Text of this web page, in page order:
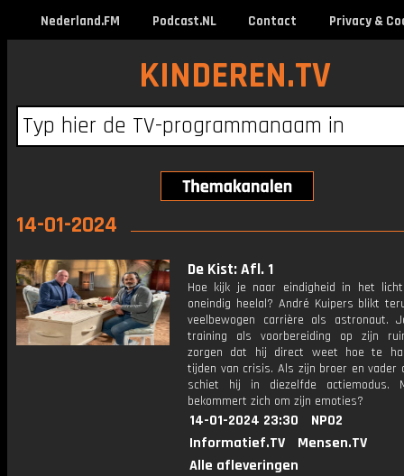
Nederland.FM Podcast.NL Contact Privacy &
KINDEREN.TV
14-01-2024
De Kist: Afl. 1
Hoe kijk je naar eindigheid in het
oneindig heelal? André Kuipers blikt
veelbewogen carrière als astronaut.
training als voorbereiding op zijn
zorgen dat hij direct weet hoe te
tijden van crisis. Als zijn broer en vader
schiet hij in diezelfde actiemodus.
bekommert zich om zijn emoties?
14-01-2024 23:30
NPO2
Informatief.TV
Mensen.TV
Alle afleveringen